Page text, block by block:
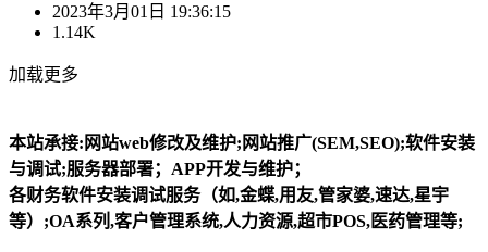
2023年3月01日 19:36:15
1.14K
加载更多
本站承接:网站web修改及维护;网站推广(SEM,SEO);软件安装
与调试;服务器部署；APP开发与维护；
各财务软件安装调试服务（如,金蝶,用友,管家婆,速达,星宇
等）;OA系列,客户管理系统,人力资源,超市POS,医药管理等;